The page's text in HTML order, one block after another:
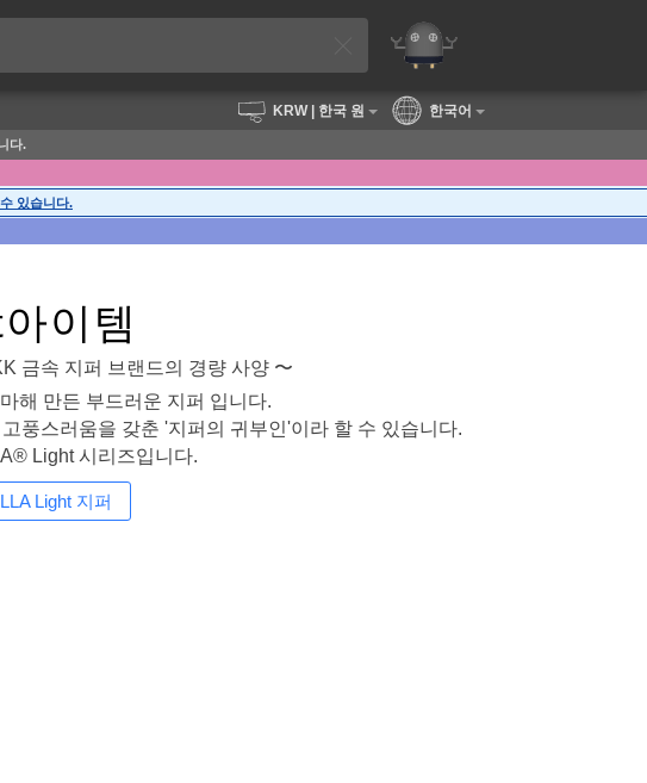
KRW| 한국 원 한국어
다.
있습니다.
이템
금속 지퍼 브랜드의 경량 사양 〜
해 만든 부드러운 지퍼 입니다.
풍스러움을 갖춘 '지퍼의 귀부인'이라 할 수 있습니다.
Light 시리즈입니다.
Light 지퍼